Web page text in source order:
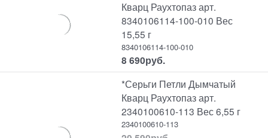
Кварц Раухтопаз арт.
8340106114-100-010 Вес
15,55 г
8340106114-100-010
8 690руб.
*Серьги Петли Дымчатый
Кварц Раухтопаз арт.
2340100610-113 Вес 6,55 г
2340100610-113